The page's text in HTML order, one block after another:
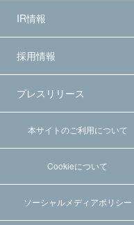
IR情報
採用情報
プレスリリース
本サイトのご利用について
Cookieについて
ソーシャルメディアポリシー